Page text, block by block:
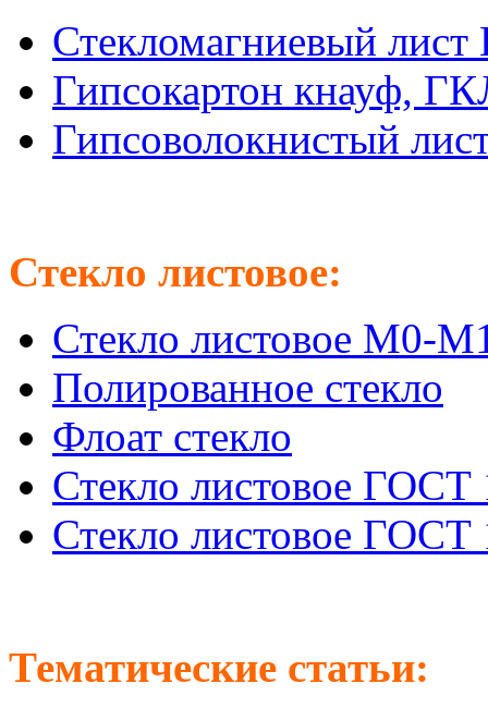
Стекломагниевый
Гипсокартон кнауф,
Гипсоволокнистый
Стекло листовое:
Стекло листовое М0-
Полированное стекло
Флоат стекло
Стекло листовое ГОСТ
Стекло листовое ГОСТ
Тематические статьи: